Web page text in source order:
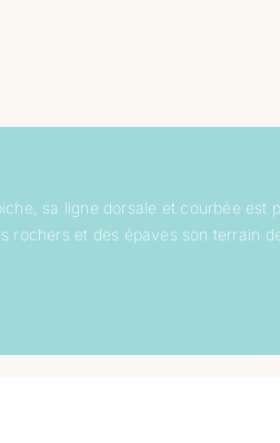
sa ligne dorsale et courbée est
rochers et des épaves son terrain